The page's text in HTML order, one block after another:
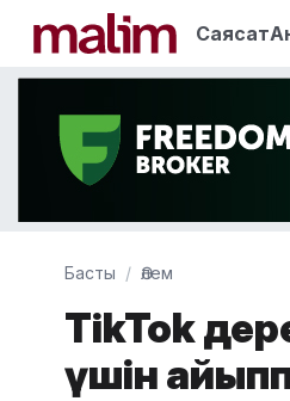
Саясат
Басты Әлем
TikTok
үшін